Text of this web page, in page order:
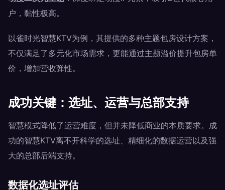
户，黏性极高。
以雀时光智慧KTV为例，其提供的多种主题包房设计方案，
不仅满足了多元化市场需求，更能通过主题溢价提升包房单
价，增加营收弹性。
成功关键：选址、运营与总部支持
智慧模式降低了运营难度，但并未降低商业的本质要求。成
功的智慧KTV离不开科学的选址、精细化的数据运营以及强
大的总部后端支持。
数据化选址评估